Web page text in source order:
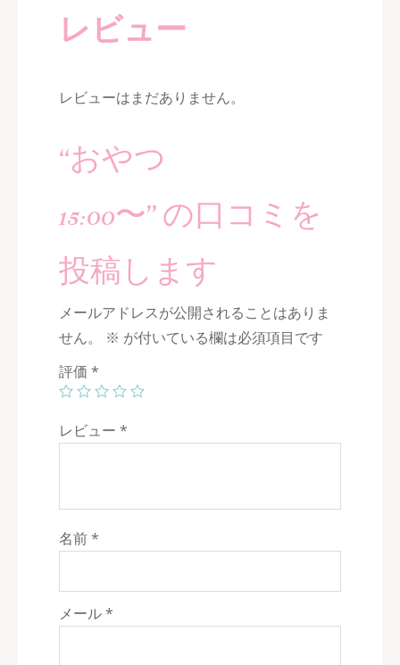
レビュー
レビューはまだありません。
“おやつ
15:00〜” の口コミを
投稿します
メールアドレスが公開されることはありま
せん。
※ が付いている欄は必須項目です
評価 *
レビュー *
名前*
メール*